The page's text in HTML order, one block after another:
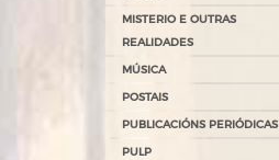
MISTERIO E OUTRAS
REALIDADES
MÚSICA
POSTAIS
PUBLICACIÓNS PERIÓDICAS
PULP